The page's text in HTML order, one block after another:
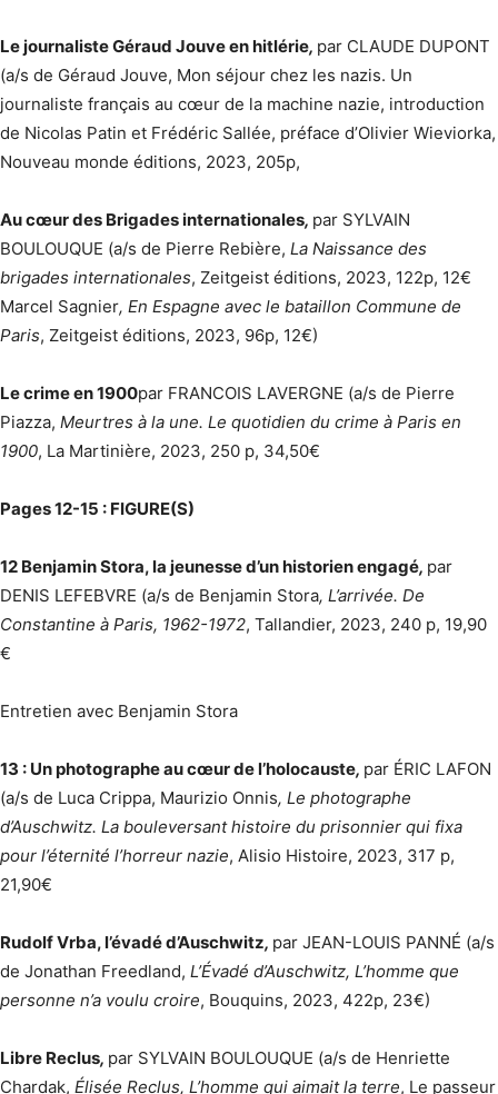
Le journaliste Géraud Jouve en hitlérie, par CLAUDE DUPONT
(a/s de Géraud Jouve, Mon séjour chez les nazis. Un
journaliste français au cœur de la machine nazie, introduction
de Nicolas Patin et Frédéric Sallée, préface d’Olivier Wieviorka,
Nouveau monde éditions, 2023, 205p,
Au cœur des Brigades internationales, par SYLVAIN
BOULOUQUE (a/s de Pierre Rebière, La Naissance des
brigades internationales, Zeitgeist éditions, 2023, 122p, 12€
Marcel Sagnier, En Espagne avec le bataillon Commune de
Paris, Zeitgeist éditions, 2023, 96p, 12€)
Le crime en 1900par FRANCOIS LAVERGNE (a/s de Pierre
Piazza, Meurtres à la une. Le quotidien du crime à Paris en
1900, La Martinière, 2023, 250 p, 34,50€
Pages 12-15 : FIGURE(S)
12 Benjamin Stora, la jeunesse d’un historien engagé, par
DENIS LEFEBVRE (a/s de Benjamin Stora, L’arrivée. De
Constantine à Paris, 1962-1972, Tallandier, 2023, 240 p, 19,90
€
Entretien avec Benjamin Stora
13 : Un photographe au cœur de l’holocauste, par ÉRIC LAFON
(a/s de Luca Crippa, Maurizio Onnis, Le photographe
d’Auschwitz. La bouleversant histoire du prisonnier qui fixa
pour l’éternité l’horreur nazie, Alisio Histoire, 2023, 317 p,
21,90€
Rudolf Vrba, l’évadé d’Auschwitz, par JEAN-LOUIS PANNÉ (a/s
de Jonathan Freedland, L’Évadé d’Auschwitz, L’homme que
personne n’a voulu croire, Bouquins, 2023, 422p, 23€)
Libre Reclus, par SYLVAIN BOULOUQUE (a/s de Henriette
Chardak, Élisée Reclus, L’homme qui aimait la terre, Le passeur